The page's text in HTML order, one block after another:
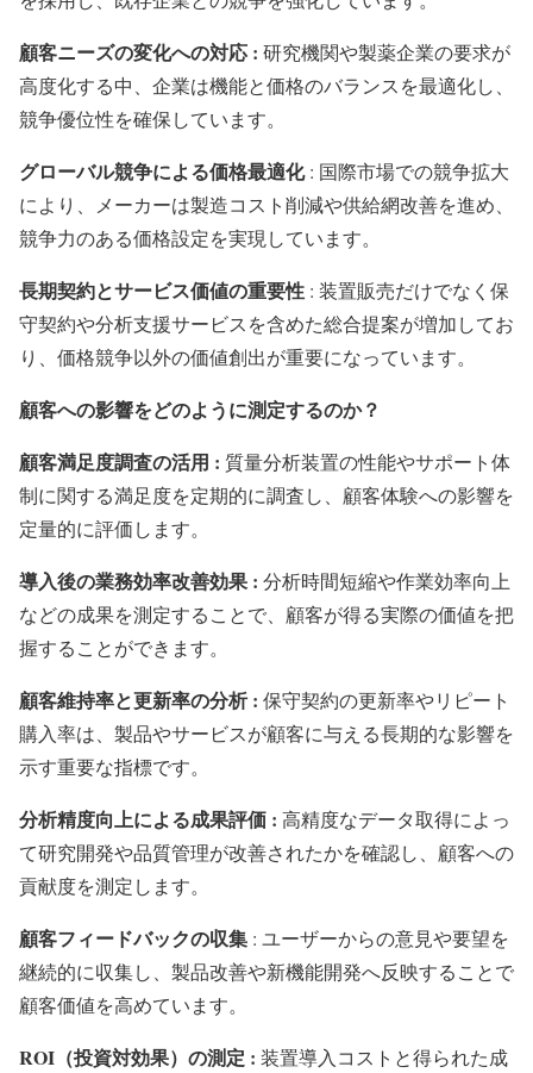
顧客ニーズの変化への対応 : 研究機関や製薬企業の要求が
高度化する中、企業は機能と価格のバランスを最適化し、
競争優位性を確保しています。
グローバル競争による価格最適化: 国際市場での競争拡大
により、メーカーは製造コスト削減や供給網改善を進め、
競争力のある価格設定を実現しています。
長期契約とサービス価値の重要性 : 装置販売だけでなく保
守契約や分析支援サービスを含めた総合提案が増加してお
り、価格競争以外の価値創出が重要になっています。
顧客への影響をどのように測定するのか？
顧客満足度調査の活用 : 質量分析装置の性能やサポート体
制に関する満足度を定期的に調査し、顧客体験への影響を
定量的に評価します。
導入後の業務効率改善効果 : 分析時間短縮や作業効率向上
などの成果を測定することで、顧客が得る実際の価値を把
握することができます。
顧客維持率と更新率の分析 : 保守契約の更新率やリピート
購入率は、製品やサービスが顧客に与える長期的な影響を
示す重要な指標です。
分析精度向上による成果評価 : 高精度なデータ取得によっ
て研究開発や品質管理が改善されたかを確認し、顧客への
貢献度を測定します。
顧客フィードバックの収集 : ユーザーからの意見や要望を
継続的に収集し、製品改善や新機能開発へ反映することで
顧客価値を高めています。
ROI（投資対効果）の測定 : 装置導入コストと得られた成